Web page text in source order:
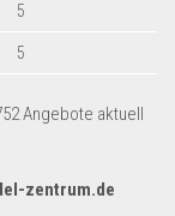
5
5
Angebote aktuell
zentrum.de